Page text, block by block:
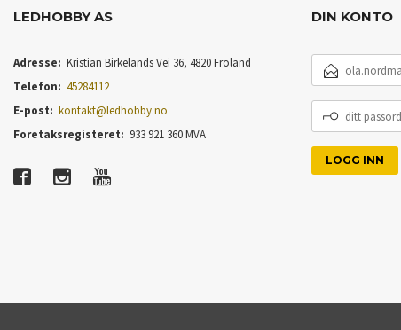
LEDHOBBY AS
Adresse: Kristian Birkelands Vei 36, 4820 Froland
Telefon: 45284112
E-post: kontakt@ledhobby.no
Foretaksregisteret: 933 921 360 MVA
DIN KONTO
POSTADRESSE
PASSORD